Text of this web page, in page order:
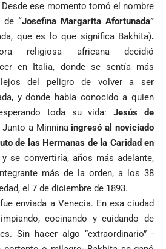
Desde ese momento tomó el nombre
de “Josefina Margarita Afortunada”
que es lo que significa Bakhita).
religiosa africana decidió
en Italia, donde se sentía más
lejos del peligro de volver a ser
y donde había conocido a quien
toda su vida:Jesús de
Junto a Minnina ingresó al noviciado
de las Hermanas de la Caridad en
y se convertiría, años más adelante,
más de la orden, a los 38
el 7 de diciembre de 1893.
enviada a Venecia. En esa ciudad
cocinando y cuidando de
Sin hacer algo “extraordinario” -
durante
marcha del 1
de mayo
Fico Gutiérrez
demanda
nombramiento
de Quintero en
Supersalud y
pide
inmediata del
cargo
el
pide
mesas
el
Petro
que “no
puede
y
esperar
Cabral de
Cabo Verde
ante Argentina
es elegido el
mejor del
Mundial 2026
Costa de
Marfil
sorprende a
Ecuador en el
y acaba con su
invicto de 19
partidos
El papa León XIV
nombra al padre
Diego Luis Rendón
Urrea como nuevo
obispo de Jericó
Más de 700
estudiantes
indígenas,
afrodescendientes
y mestizos
campesinos
inician nueva
jornada académica